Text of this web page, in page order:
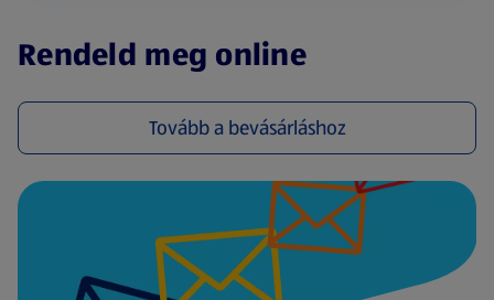
Rendeld meg online
Tovább a bevásárláshoz
(új oldalon nyílik meg)